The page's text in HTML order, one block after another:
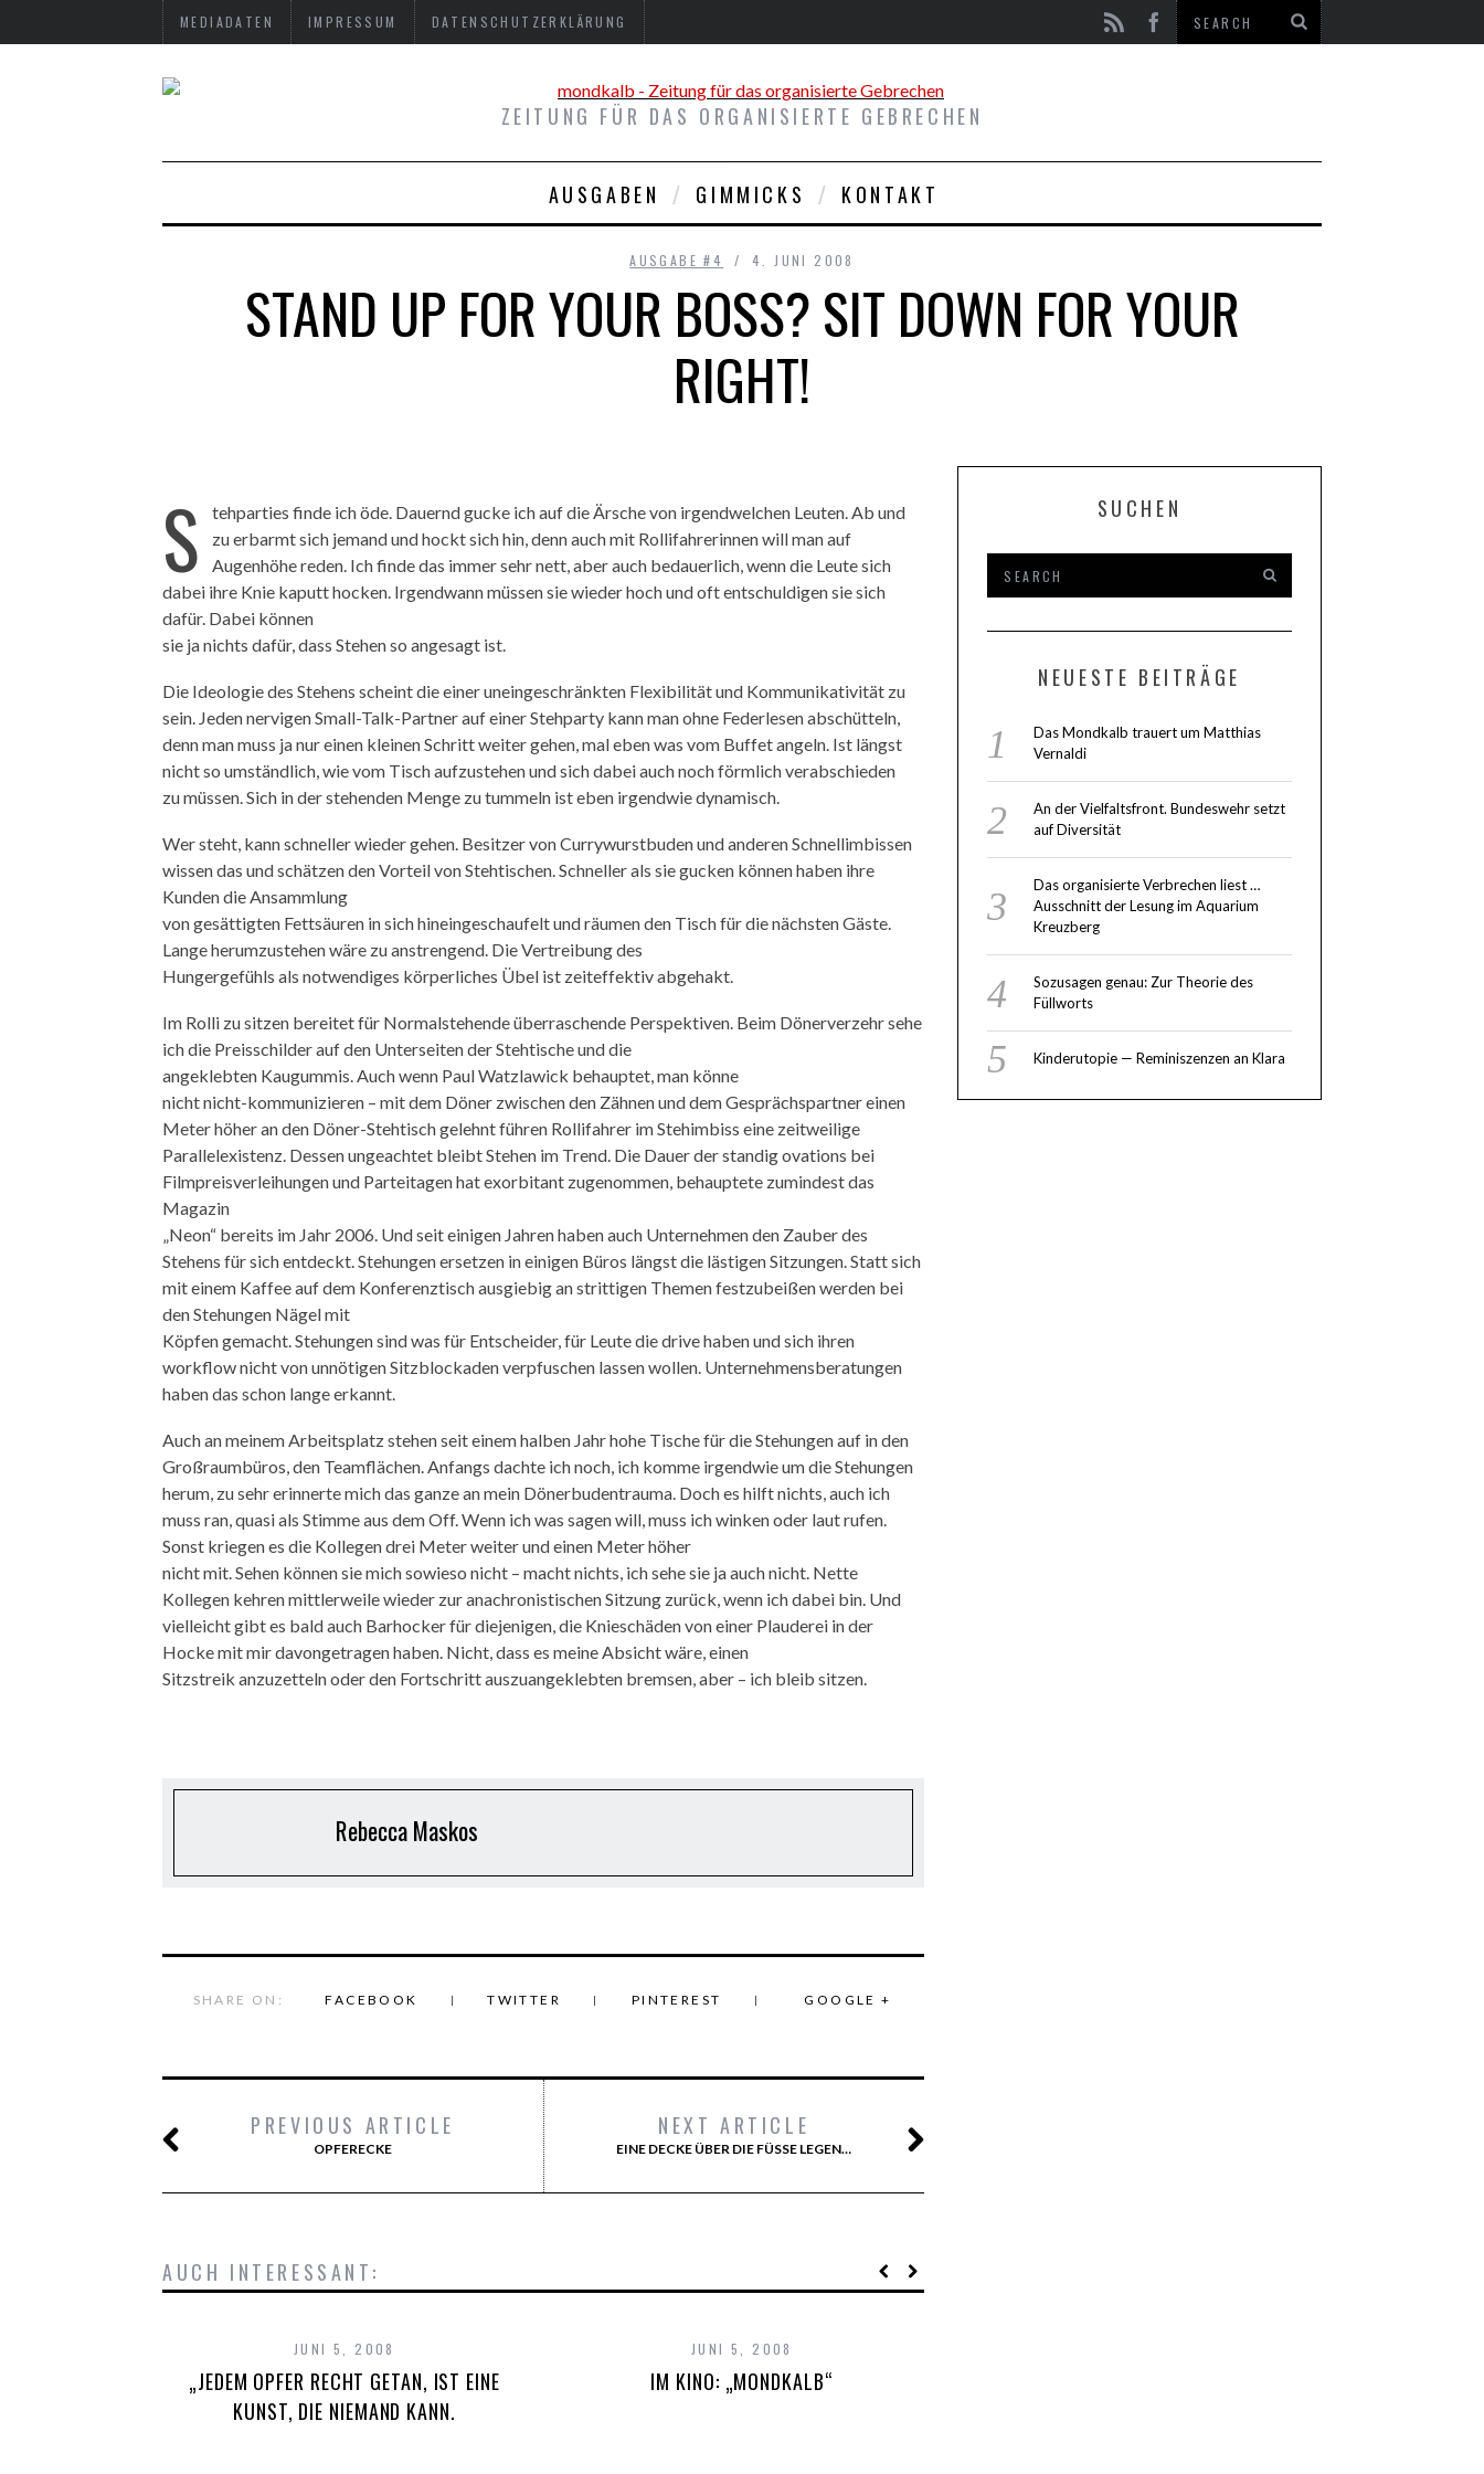
MEDIADATEN IMPRESSUM DATENSCHUTZERKLÄRUNG
ZEITUNG FÜR DAS ORGANISIERTE GEBRECHEN
AUSGABEN GIMMICKS KONTAKT
AUSGABE #4 4. JUNI 2008
STAND UP FOR YOUR BOSS? SIT DOWN FOR YOUR
RIGHT!
S
tehparties finde ich öde. Dauernd gucke ich auf die Ärsche von irgendwelchen Leuten. Ab und
zu erbarmt sich jemand und hockt sich hin, denn auch mit Rollifahrerinnen will man auf
Augenhöhe reden. Ich finde das immer sehr nett, aber auch bedauerlich, wenn die Leute sich
dabei ihre Knie kaputt hocken. Irgendwann müssen sie wieder hoch und oft entschuldigen sie sich
dafür. Dabei können
sie ja nichts dafür, dass Stehen so angesagt ist.
Die Ideologie des Stehens scheint die einer uneingeschränkten Flexibilität und Kommunikativität zu
sein. Jeden nervigen Small-Talk-Partner auf einer Stehparty kann man ohne Federlesen abschütteln,
denn man muss ja nur einen kleinen Schritt weiter gehen, mal eben was vom Buffet angeln. Ist längst
nicht so umständlich, wie vom Tisch aufzustehen und sich dabei auch noch förmlich verabschieden
zu müssen. Sich in der stehenden Menge zu tummeln ist eben irgendwie dynamisch.
Wer steht, kann schneller wieder gehen. Besitzer von Currywurstbuden und anderen Schnellimbissen
wissen das und schätzen den Vorteil von Stehtischen. Schneller als sie gucken können haben ihre
Kunden die Ansammlung
von gesättigten Fettsäuren in sich hineingeschaufelt und räumen den Tisch für die nächsten Gäste.
Lange herumzustehen wäre zu anstrengend. Die Vertreibung des
Hungergefühls als notwendiges körperliches Übel ist zeiteffektiv abgehakt.
Im Rolli zu sitzen bereitet für Normalstehende überraschende Perspektiven. Beim Dönerverzehr sehe
ich die Preisschilder auf den Unterseiten der Stehtische und die
angeklebten Kaugummis. Auch wenn Paul Watzlawick behauptet, man könne
nicht nicht-kommunizieren – mit dem Döner zwischen den Zähnen und dem Gesprächspartner einen
Meter höher an den Döner-Stehtisch gelehnt führen Rollifahrer im Stehimbiss eine zeitweilige
Parallelexistenz. Dessen ungeachtet bleibt Stehen im Trend. Die Dauer der standig ovations bei
Filmpreisverleihungen und Parteitagen hat exorbitant zugenommen, behauptete zumindest das
Magazin
„Neon“ bereits im Jahr 2006. Und seit einigen Jahren haben auch Unternehmen den Zauber des
Stehens für sich entdeckt. Stehungen ersetzen in einigen Büros längst die lästigen Sitzungen. Statt sich
mit einem Kaffee auf dem Konferenztisch ausgiebig an strittigen Themen festzubeißen werden bei
den Stehungen Nägel mit
Köpfen gemacht. Stehungen sind was für Entscheider, für Leute die drive haben und sich ihren
workflow nicht von unnötigen Sitzblockaden verpfuschen lassen wollen. Unternehmensberatungen
haben das schon lange erkannt.
Auch an meinem Arbeitsplatz stehen seit einem halben Jahr hohe Tische für die Stehungen auf in den
Großraumbüros, den Teamflächen. Anfangs dachte ich noch, ich komme irgendwie um die Stehungen
herum, zu sehr erinnerte mich das ganze an mein Dönerbudentrauma. Doch es hilft nichts, auch ich
muss ran, quasi als Stimme aus dem Off. Wenn ich was sagen will, muss ich winken oder laut rufen.
Sonst kriegen es die Kollegen drei Meter weiter und einen Meter höher
nicht mit. Sehen können sie mich sowieso nicht – macht nichts, ich sehe sie ja auch nicht. Nette
Kollegen kehren mittlerweile wieder zur anachronistischen Sitzung zurück, wenn ich dabei bin. Und
vielleicht gibt es bald auch Barhocker für diejenigen, die Knieschäden von einer Plauderei in der
Hocke mit mir davongetragen haben. Nicht, dass es meine Absicht wäre, einen
Sitzstreik anzuzetteln oder den Fortschritt auszuangeklebten bremsen, aber – ich bleib sitzen.
Rebecca Maskos
SHARE ON: FACEBOOK TWITTER PINTEREST GOOGLE +
PREVIOUS ARTICLE
OPFERECKE
NEXT ARTICLE
EINE DECKE ÜBER DIE FÜSSE LEGEN…
AUCH INTERESSANT:
JUNI 5, 2008
„JEDEM OPFER RECHT GETAN, IST EINE
KUNST, DIE NIEMAND KANN.
JUNI 5, 2008
IM KINO: „MONDKALB“
SUCHEN
NEUESTE BEITRÄGE
Das Mondkalb trauert um Matthias
Vernaldi
An der Vielfaltsfront. Bundeswehr setzt
auf Diversität
Das organisierte Verbrechen liest …
Ausschnitt der Lesung im Aquarium
Kreuzberg
Sozusagen genau: Zur Theorie des
Füllworts
Kinderutopie — Reminiszenzen an Klara